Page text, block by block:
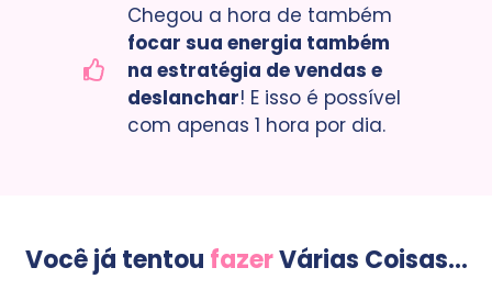
Chegou a hora de também
focar sua energia também
na estratégia de vendas e
deslanchar! E isso é possível
com apenas 1 hora por dia.
Você já tentou fazerVárias Coisas...